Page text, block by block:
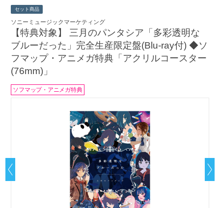
セット商品
ソニーミュージックマーケティング
【特典対象】 三月のパンタシア「多彩透明な
ブルーだった」完全生産限定盤(Blu-ray付) ◆ソ
フマップ・アニメガ特典「アクリルコースター
(76mm)」
ソフマップ・アニメガ特典